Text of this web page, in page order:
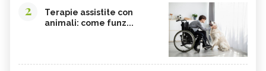
2
Terapie assistite con
animali: come funz...